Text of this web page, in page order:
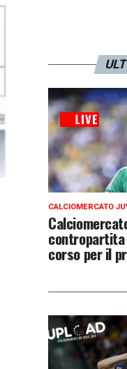
CALCIOMERCATO
corso per il